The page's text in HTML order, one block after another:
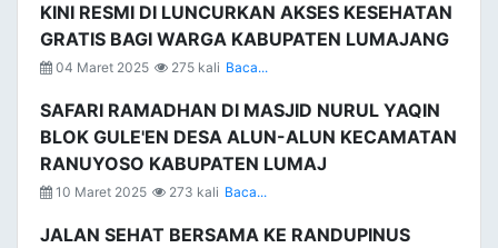
KINI RESMI DI LUNCURKAN AKSES KESEHATAN
GRATIS BAGI WARGA KABUPATEN LUMAJANG
04 Maret 2025 275 kali Baca...
SAFARI RAMADHAN DI MASJID NURUL YAQIN
BLOK GULE'EN DESA ALUN-ALUN KECAMATAN
RANUYOSO KABUPATEN LUMAJ
10 Maret 2025 273 kali Baca...
JALAN SEHAT BERSAMA KE RANDUPINUS